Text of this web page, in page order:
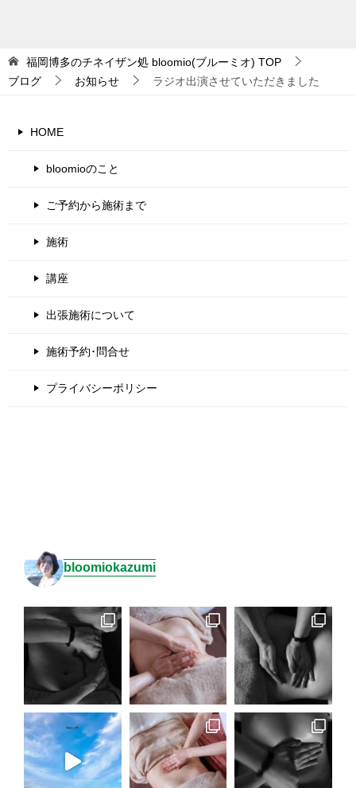
福岡博多のチネイザン処 bloomio(ブルーミオ) TOP
ブログ
お知らせ ラジオ出演させていただきました
HOME
bloomioのこと
ご予約から施術まで
施術
講座
出張施術について
施術予約･問合せ
プライバシーポリシー
bloomiokazumi